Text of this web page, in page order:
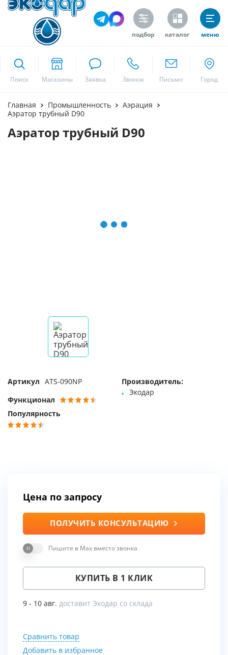
подбор каталог меню
Поиск
Москва
Главная Промышленность
Аэрация
Аэратор трубный D90
Аэратор трубный D90
Артикул ATS-090NP
Функционал
Популярность
Производитель:
Экодар
Цена по запросу
ПОЛУЧИТЬ КОНСУЛЬТАЦИЮ
Пишите в Max вместо звонка
КУПИТЬ В 1 КЛИК
9 - 10 авг. доставит Экодар со склада
Сравнить товар
Добавить в избранное